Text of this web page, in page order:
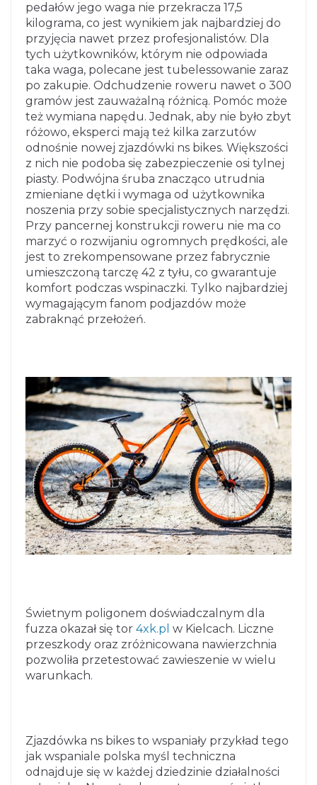
pedałów jego waga nie przekracza 17,5
kilograma, co jest wynikiem jak najbardziej do
przyjęcia nawet przez profesjonalistów. Dla
tych użytkowników, którym nie odpowiada
taka waga, polecane jest tubelessowanie zaraz
po zakupie. Odchudzenie roweru nawet o 300
gramów jest zauważalną różnicą. Pomóc może
też wymiana napędu. Jednak, aby nie było zbyt
różowo, eksperci mają też kilka zarzutów
odnośnie nowej zjazdówki ns bikes. Większości
z nich nie podoba się zabezpieczenie osi tylnej
piasty. Podwójna śruba znacząco utrudnia
zmieniane dętki i wymaga od użytkownika
noszenia przy sobie specjalistycznych narzędzi.
Przy pancernej konstrukcji roweru nie ma co
marzyć o rozwijaniu ogromnych prędkości, ale
jest to zrekompensowane przez fabrycznie
umieszczoną tarczę 42 z tyłu, co gwarantuje
komfort podczas wspinaczki. Tylko najbardziej
wymagającym fanom podjazdów może
zabraknąć przełożeń.
Świetnym poligonem doświadczalnym dla
fuzza okazał się tor 4xk.pl w Kielcach. Liczne
przeszkody oraz zróżnicowana nawierzchnia
pozwoliła przetestować zawieszenie w wielu
warunkach.
Zjazdówka ns bikes to wspaniały przykład tego
jak wspaniale polska myśl techniczna
odnajduje się w każdej dziedzinie działalności